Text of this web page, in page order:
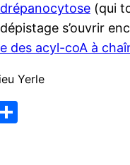
drépanocytose (qui
s’ouvrir
des acyl-coA à
Yerle